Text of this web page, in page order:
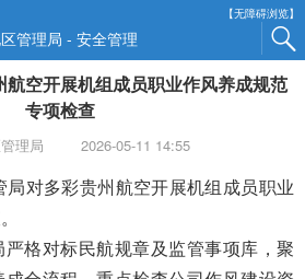
【无障碍浏览】
管理局 - 安全管理
空开展机组成员职业作风养成规范
专项检查
理局 2026-05-11 14:55
对多彩贵州航空开展机组成员职业
格对标民航规章及监管事项库，聚